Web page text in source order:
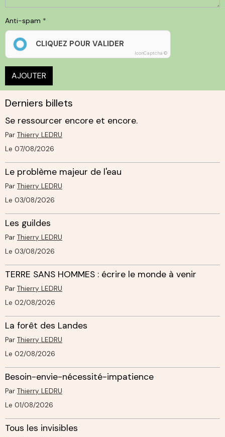
Anti-spam
CLIQUEZ POUR VALIDER
IconCaptcha ©
AJOUTER
Derniers billets
Se ressourcer encore et encore.
Par Thierry LEDRU
Le 07/08/2026
Le problème majeur de l'eau
Par Thierry LEDRU
Le 03/08/2026
Les guildes
Par Thierry LEDRU
Le 03/08/2026
TERRE SANS HOMMES : écrire le monde à venir
Par Thierry LEDRU
Le 02/08/2026
La forêt des Landes
Par Thierry LEDRU
Le 02/08/2026
Besoin-envie-nécessité-impatience
Par Thierry LEDRU
Le 01/08/2026
Tous les invisibles